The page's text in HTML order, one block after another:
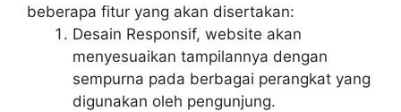
beberapa fitur yang akan disertakan:
Desain Responsif, website akan
menyesuaikan tampilannya dengan
sempurna pada berbagai perangkat yang
digunakan oleh pengunjung.